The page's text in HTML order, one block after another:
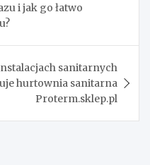
i jak go łatwo
sanitarnych
hurtownia sanitarna
Proterm.sklep.pl